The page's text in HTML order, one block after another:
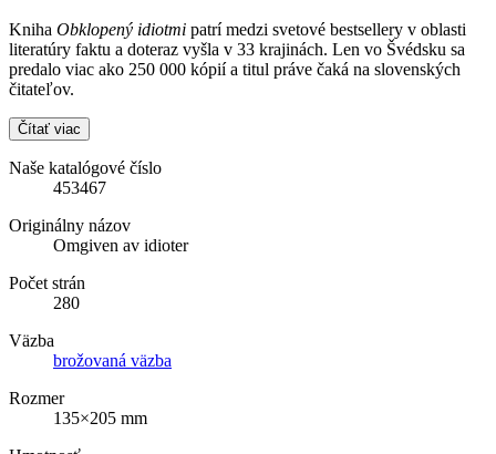
Kniha Obklopený idiotmi patrí medzi svetové bestsellery v oblasti
literatúry faktu a doteraz vyšla v 33 krajinách. Len vo Švédsku sa
predalo viac ako 250 000 kópií a titul práve čaká na slovenských
čitateľov.
Čítať viac
Naše katalógové číslo
453467
Originálny názov
Omgiven av idioter
Počet strán
280
Väzba
brožovaná väzba
Rozmer
135×205 mm